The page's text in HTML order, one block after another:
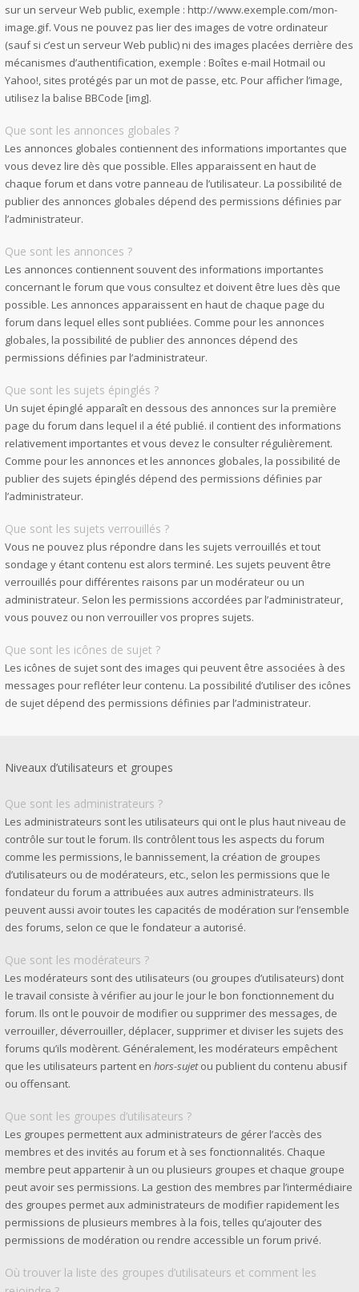
sur un serveur Web public, exemple : http://www.exemple.com/mon-
image.gif. Vous ne pouvez pas lier des images de votre ordinateur
(sauf si c’est un serveur Web public) ni des images placées derrière des
mécanismes d’authentification, exemple : Boîtes e-mail Hotmail ou
Yahoo!, sites protégés par un mot de passe, etc. Pour afficher l’image,
utilisez la balise BBCode [img].
Que sont les annonces globales ?
Les annonces globales contiennent des informations importantes que
vous devez lire dès que possible. Elles apparaissent en haut de
chaque forum et dans votre panneau de l’utilisateur. La possibilité de
publier des annonces globales dépend des permissions définies par
l’administrateur.
Que sont les annonces ?
Les annonces contiennent souvent des informations importantes
concernant le forum que vous consultez et doivent être lues dès que
possible. Les annonces apparaissent en haut de chaque page du
forum dans lequel elles sont publiées. Comme pour les annonces
globales, la possibilité de publier des annonces dépend des
permissions définies par l’administrateur.
Que sont les sujets épinglés ?
Un sujet épinglé apparaît en dessous des annonces sur la première
page du forum dans lequel il a été publié. il contient des informations
relativement importantes et vous devez le consulter régulièrement.
Comme pour les annonces et les annonces globales, la possibilité de
publier des sujets épinglés dépend des permissions définies par
l’administrateur.
Que sont les sujets verrouillés ?
Vous ne pouvez plus répondre dans les sujets verrouillés et tout
sondage y étant contenu est alors terminé. Les sujets peuvent être
verrouillés pour différentes raisons par un modérateur ou un
administrateur. Selon les permissions accordées par l’administrateur,
vous pouvez ou non verrouiller vos propres sujets.
Que sont les icônes de sujet ?
Les icônes de sujet sont des images qui peuvent être associées à des
messages pour refléter leur contenu. La possibilité d’utiliser des icônes
de sujet dépend des permissions définies par l’administrateur.
Niveaux d’utilisateurs et groupes
Que sont les administrateurs ?
Les administrateurs sont les utilisateurs qui ont le plus haut niveau de
contrôle sur tout le forum. Ils contrôlent tous les aspects du forum
comme les permissions, le bannissement, la création de groupes
d’utilisateurs ou de modérateurs, etc., selon les permissions que le
fondateur du forum a attribuées aux autres administrateurs. Ils
peuvent aussi avoir toutes les capacités de modération sur l’ensemble
des forums, selon ce que le fondateur a autorisé.
Que sont les modérateurs ?
Les modérateurs sont des utilisateurs (ou groupes d’utilisateurs) dont
le travail consiste à vérifier au jour le jour le bon fonctionnement du
forum. Ils ont le pouvoir de modifier ou supprimer des messages, de
verrouiller, déverrouiller, déplacer, supprimer et diviser les sujets des
forums qu’ils modèrent. Généralement, les modérateurs empêchent
que les utilisateurs partent en hors-sujetou publient du contenu abusif
ou offensant.
Que sont les groupes d’utilisateurs ?
Les groupes permettent aux administrateurs de gérer l’accès des
membres et des invités au forum et à ses fonctionnalités. Chaque
membre peut appartenir à un ou plusieurs groupes et chaque groupe
peut avoir ses permissions. La gestion des membres par l’intermédiaire
des groupes permet aux administrateurs de modifier rapidement les
permissions de plusieurs membres à la fois, telles qu’ajouter des
permissions de modération ou rendre accessible un forum privé.
Où trouver la liste des groupes d’utilisateurs et comment les